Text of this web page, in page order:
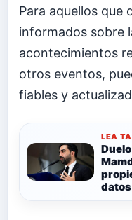
Para aquellos que
informados sobre
acontecimientos
otros eventos,
fiables y
LEA